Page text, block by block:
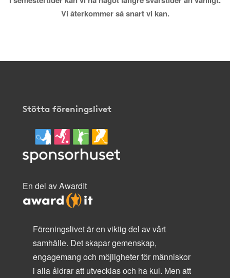
Vi återkommer så snart vi kan.
Stötta föreningslivet
En del av AwardIt
Föreningslivet är en viktig del av vårt
samhälle. Det skapar gemenskap,
engagemang och möjligheter för människor
i alla åldrar att utvecklas och ha kul. Men att